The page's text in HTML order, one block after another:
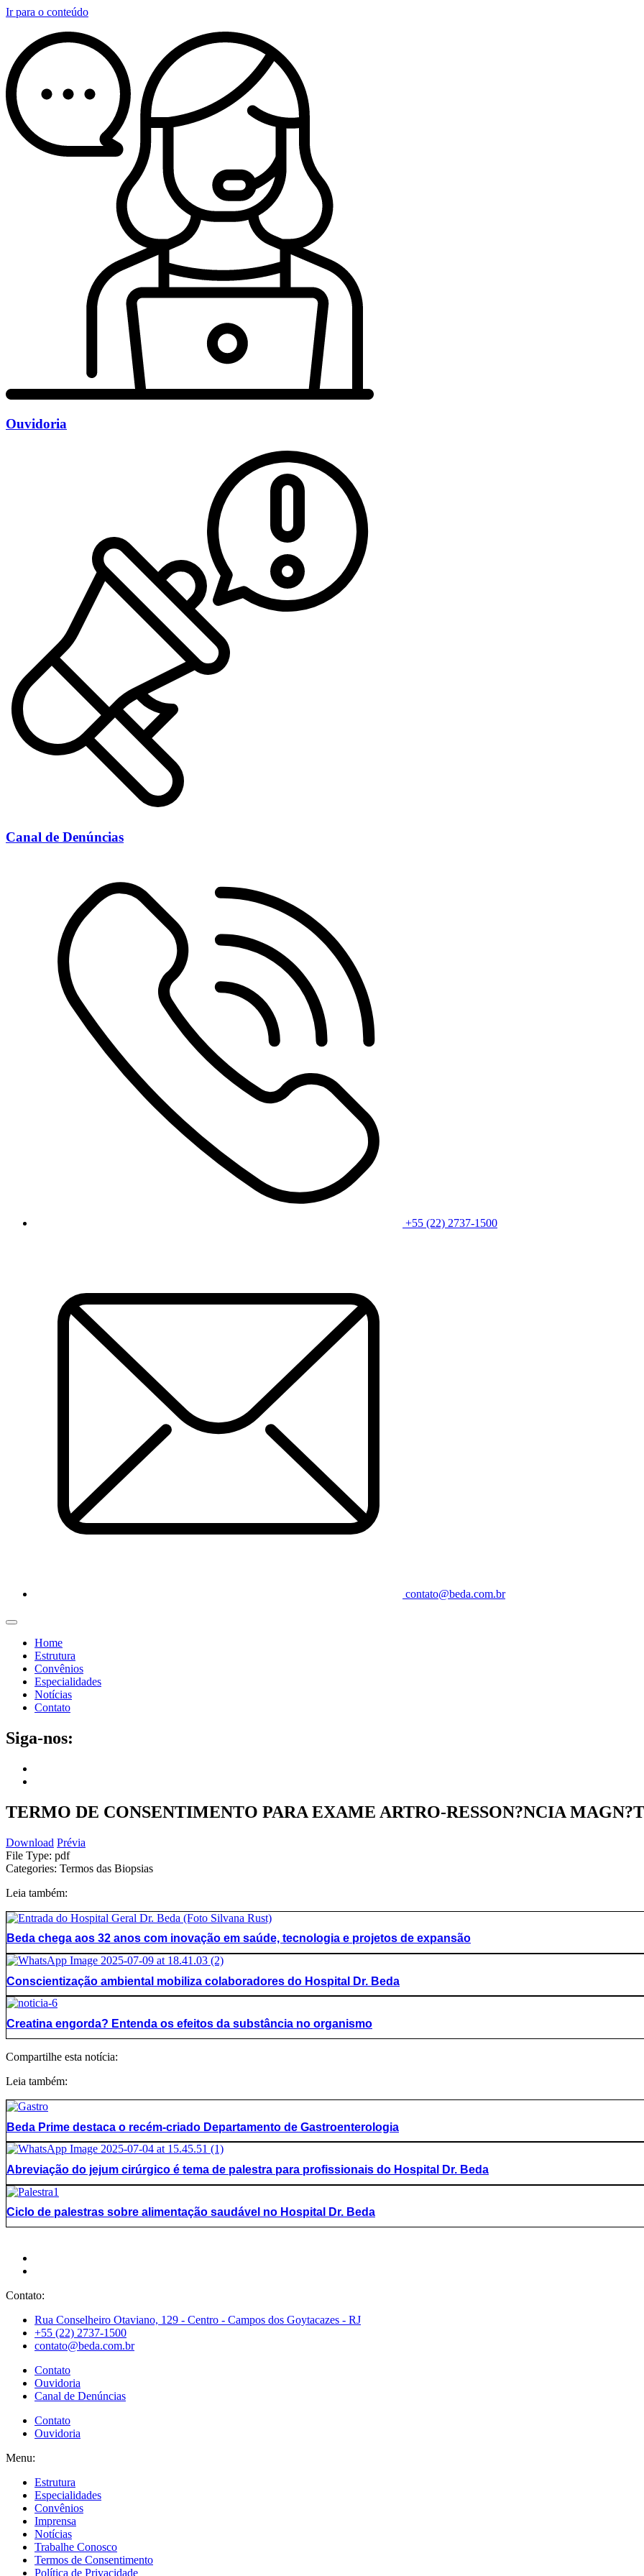
Ir para o conteúdo
Ouvidoria
Canal de Denúncias
+55 (22) 2737-1500
contato@beda.com.br
Home
Estrutura
Convênios
Especialidades
Notícias
Contato
Siga-nos:
TERMO DE CONSENTIMENTO PARA EXAME ARTRO-RESSON?NCIA
Download Prévia
File Type: pdf
Categories: Termos das Biopsias
Leia também:
Beda chega aos 32 anos com inovação em saúde, tecnologia e projetos de expansão
Conscientização ambiental mobiliza colaboradores do Hospital Dr. Beda
Creatina engorda? Entenda os efeitos da substância no organismo
Compartilhe esta notícia:
Leia também:
Beda Prime destaca o recém-criado Departamento de Gastroenterologia
Abreviação do jejum cirúrgico é tema de palestra para profissionais do Hospital Dr. Beda
Ciclo de palestras sobre alimentação saudável no Hospital Dr. Beda
Contato:
Rua Conselheiro Otaviano, 129 - Centro - Campos dos Goytacazes - RJ
+55 (22) 2737-1500
contato@beda.com.br
Contato
Ouvidoria
Canal de Denúncias
Contato
Ouvidoria
Menu:
Estrutura
Especialidades
Convênios
Imprensa
Notícias
Trabalhe Conosco
Termos de Consentimento
Política de Privacidade